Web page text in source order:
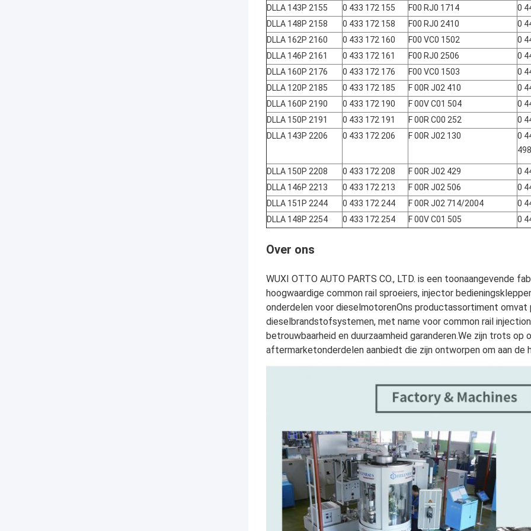
DLLA 143P 2155 0 433 172 155 F00 RJ0 1714
0
DLLA 148P 2158
0 433 172 158 F00 RJ0 2410
0
DLLA 162P 2160
0 433 172 160 F00 VC0 1502
0
DLLA 146P 2161
0 433 172 161 F00 RJ0 2506
0
DLLA 160P 2176
0 433 172 176 F00 VC0 1503
0
DLLA 120P 2185
0 433 172 185 F 00R J02 410
0
DLLA 160P 2190
0 433 172 190 F 00V C01 504
0
DLLA 150P 2191
0 433 172 191 F 00R C00 252
0
DLLA 143P 2206
0 433 172 206 F 00R J02 130
0
DLLA 150P 2208 0 433 172 208 F 00R J02 429
0
DLLA 146P 2213
0 433 172 213 F 00R J02 506
0
DLLA 151P 2244
0 433 172 244 F 00R J02 714/2004
0
DLLA 148P 2254
0 433 172 254 F 00V C01 505 0
Over ons
WUXI OTTO AUTO PARTS CO., LTD. is een toonaangevende
hoogwaardige common rail sproeiers, injector
onderdelen voor dieselmotorenOns productassortiment
dieselbrandstofsystemen, met name voor common rail
betrouwbaarheid en duurzaamheid garanderen.We zijn trots
aftermarketonderdelen aanbiedt die zijn ontworpen om aan de